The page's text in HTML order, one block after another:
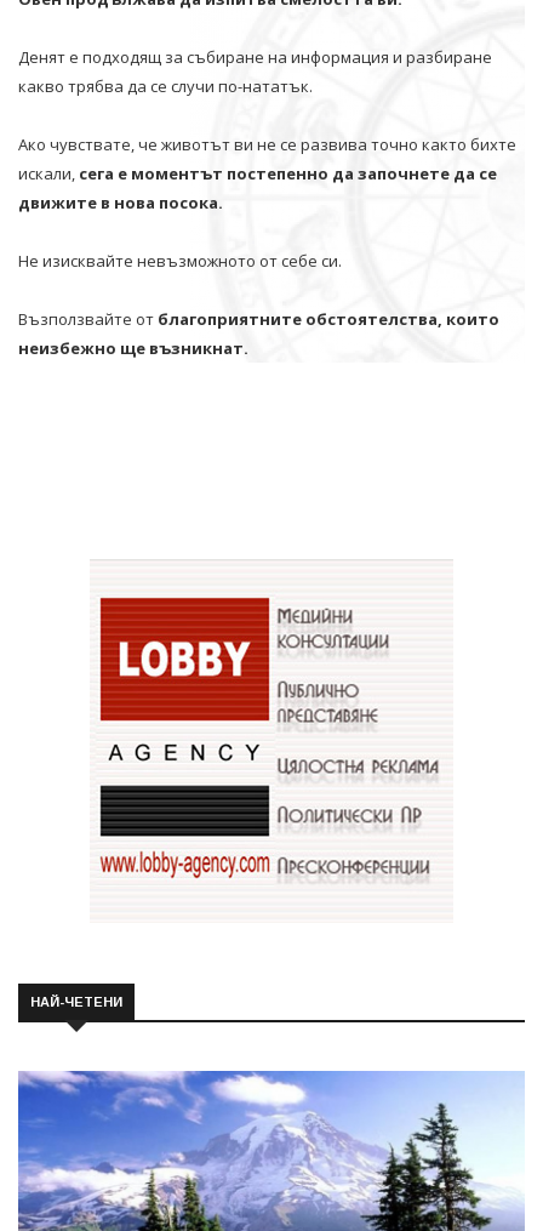
Денят е подходящ за събиране на информация и разбиране
какво трябва да се случи по-нататък.
Ако чувствате, че животът ви не се развива точно както бихте
искали, сега е моментът постепенно да започнете да се
движите в нова посока.
Не изисквайте невъзможното от себе си.
Възползвайте от благоприятните обстоятелства, които
неизбежно ще възникнат.
НАЙ-ЧЕТЕНИ